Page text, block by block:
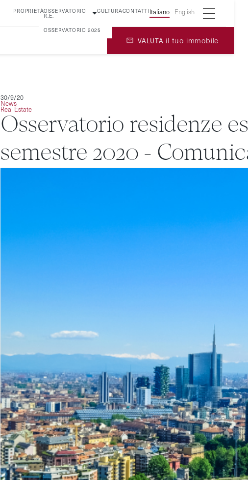
PROPRIETÀOSSERVATORIO
R.E.
OSSERVATORIO 2025
CULTURACONTATTI Italiano English
VALUTA il tuo immobile
30/9/20
News
Real Estate
Osservatorio residenze
semestre 2020 -